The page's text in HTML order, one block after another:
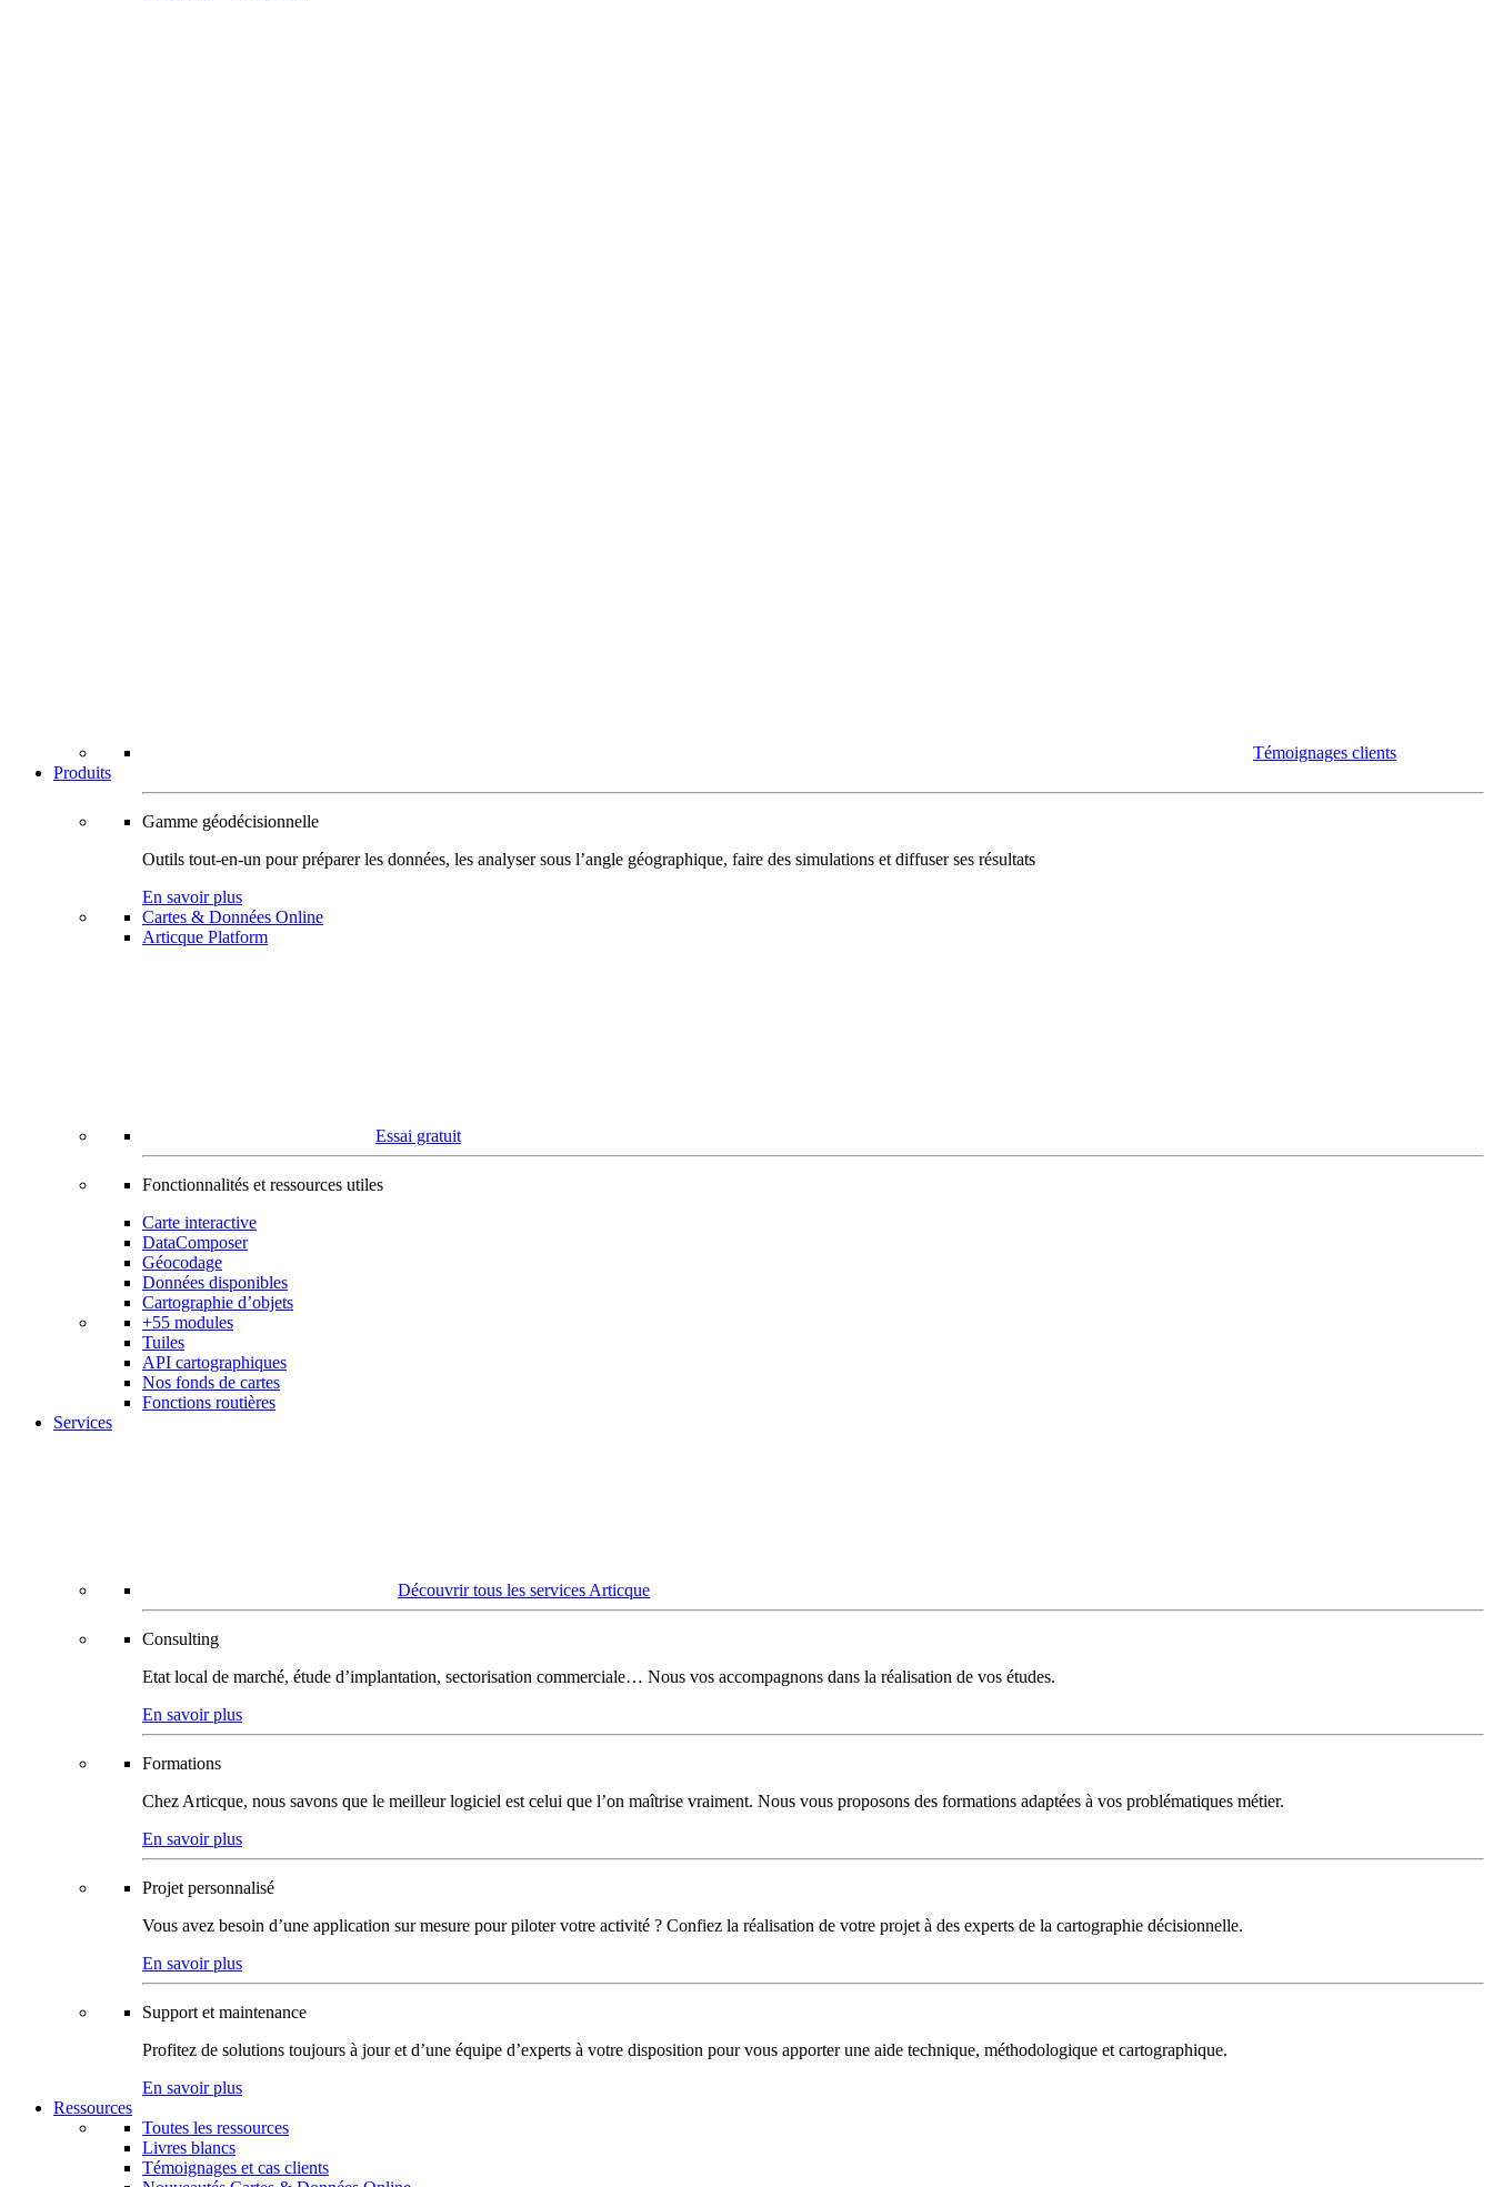
Témoignages clients
Produits
Gamme géodécisionnelle
Outils tout-en-un pour préparer les données, les analyser sous l’angle géographique, faire des simulations et diffuser ses résultats
En savoir plus
Cartes & Données Online
Articque Platform
Essai gratuit
Fonctionnalités et ressources utiles
Carte interactive
DataComposer
Géocodage
Données disponibles
Cartographie d’objets
+55 modules
Tuiles
API cartographiques
Nos fonds de cartes
Fonctions routières
Services
Découvrir tous les services Articque
Consulting
Etat local de marché, étude d’implantation, sectorisation commerciale… Nous vos accompagnons dans la réalisation de vos études.
En savoir plus
Formations
Chez Articque, nous savons que le meilleur logiciel est celui que l’on maîtrise vraiment. Nous vous proposons des formations adaptées à vos problématiques métier.
En savoir plus
Projet personnalisé
Vous avez besoin d’une application sur mesure pour piloter votre activité ? Confiez la réalisation de votre projet à des experts de la cartographie décisionnelle.
En savoir plus
Support et maintenance
Profitez de solutions toujours à jour et d’une équipe d’experts à votre disposition pour vous apporter une aide technique, méthodologique et cartographique.
En savoir plus
Ressources
Toutes les ressources
Livres blancs
Témoignages et cas clients